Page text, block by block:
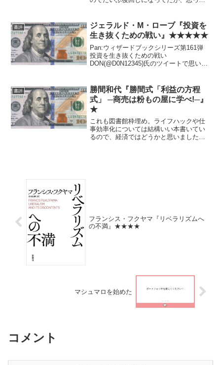
にざっと知っておいてほしいと思うよう
な内容が、かなり圧縮して...
書評
ジェラルド・M・ローブ『投資を
生き抜くための戦い』★★★★★
Pan:ウィザードブックシリーズ第161弾
投資を生き抜くための戦い
DON(@D0N12345)氏のツイートで思いだ
★5級の中でも、最もそれが読み取りづら
い本だと思う...
書評
勝間和代『勝間式「利益の方程
式」 ─商売は粉もの屋に学べ!─』
★
これも図書館枠埋め。ライフハックや仕
事効率化については結構いい本書いてい
るので、経済ではどうかと思いました
フランシス・フクヤマ『リベラリズムへ
の不満』★★★★
マシュマロを始めた
コメント